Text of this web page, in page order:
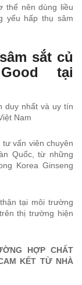
thể nên dùng liều
yếu hấp thụ sâm
sắt củ
tại
duy nhất và uy tín
Nam
vấn viên chuyên
Quốc, từ những
Korea Ginseng
tại môi trường
thị trường hiện
HỢP CHẤT
KẾT TỪ NHÀ